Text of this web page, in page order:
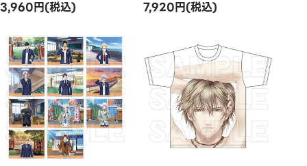
3,960円(税込)
7,920円(税込)